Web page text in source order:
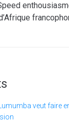
veut faire